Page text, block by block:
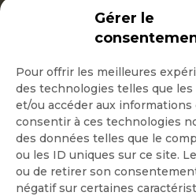
Gérer le
Pour offrir les meilleures
des technologies telles que
et/ou accéder aux informations
consentir à ces technologies
des données telles que le
ou les ID uniques sur ce site.
ou de retirer son
négatif sur certaines
INSCRIPTION
Quotidienne
Hebdo
OK